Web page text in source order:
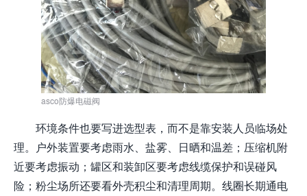
asco防爆电磁阀
环境条件也要写进选型表，而不是靠安装人员临场处
理。户外装置要考虑雨水、盐雾、日晒和温差；压缩机附
近要考虑振动；罐区和装卸区要考虑线缆保护和误碰风
险；粉尘场所还要看外壳积尘和清理周期。线圈长期通电